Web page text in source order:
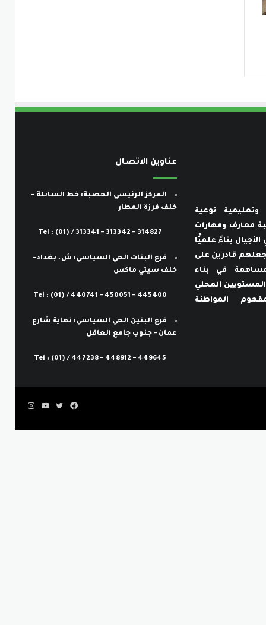
نوعية
معارف ومهارات
بناءً علميًّا
يجعلهم قادرين على
في بناء
المحلي
المواطنة
عناوين الاتصـال
المركز الرئيسي الحصبة: خط السائلة –
خلف فرزة المطار
Tel : (01) / 313341 – 313342 – 314827
فرع البنات الحي السياسي: ش. بغداد-
خلف سيتي ماكس
Tel : (01) / 440741 – 450051 – 445400
فرع البنين الحي السياسي: نهاية شارع
عمان – جنوب جامع العاقل
Tel : (01) / 447238 – 448912 – 449645
فيسبوك
تويتريوتيوبانستقرام